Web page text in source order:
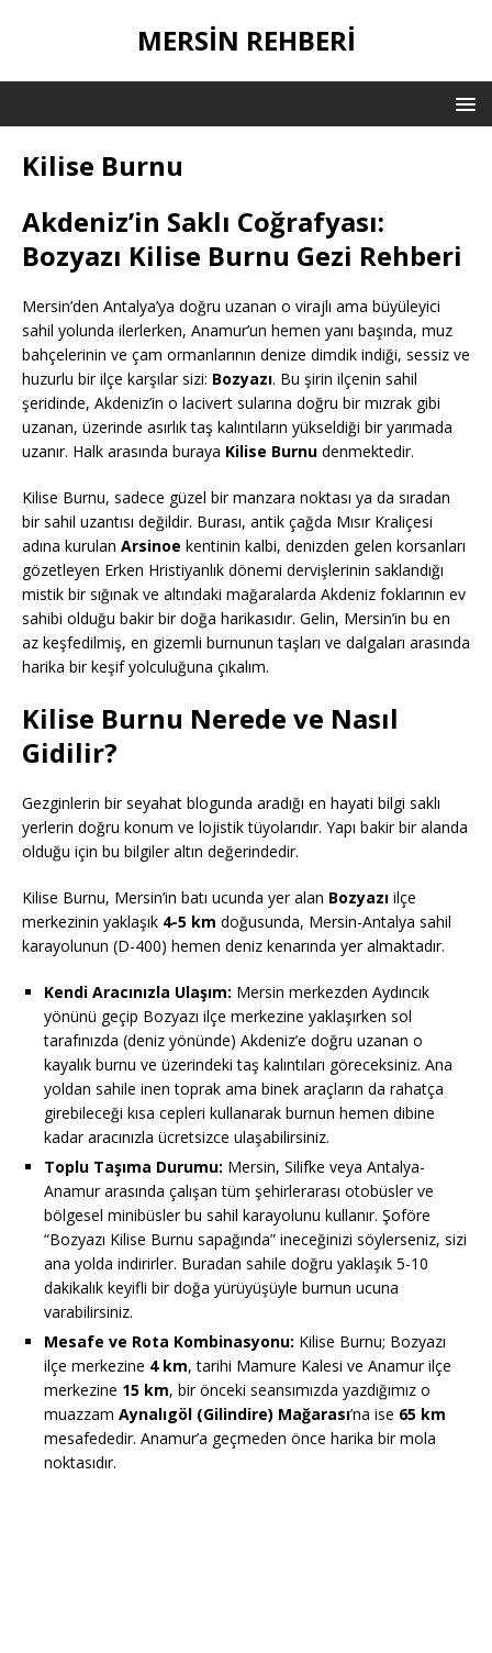
MERSIN REHBERI
Kilise Burnu
Akdeniz’in Saklı Coğrafyası:
Bozyazı Kilise Burnu Gezi Rehberi
Mersin’den Antalya’ya doğru uzanan o virajlı ama büyüleyici
sahil yolunda ilerlerken, Anamur’un hemen yanı başında, muz
bahçelerinin ve çam ormanlarının denize dimdik indiği, sessiz ve
huzurlu bir ilçe karşılar sizi: Bozyazı. Bu şirin ilçenin sahil
şeridinde, Akdeniz’in o lacivert sularına doğru bir mızrak gibi
uzanan, üzerinde asırlık taş kalıntıların yükseldiği bir yarımada
uzanır. Halk arasında buraya Kilise Burnu denmektedir.
Kilise Burnu, sadece güzel bir manzara noktası ya da sıradan
bir sahil uzantısı değildir. Burası, antik çağda Mısır Kraliçesi
adına kurulan Arsinoe kentinin kalbi, denizden gelen korsanları
gözetleyen Erken Hristiyanlık dönemi dervişlerinin saklandığı
mistik bir sığınak ve altındaki mağaralarda Akdeniz foklarının ev
sahibi olduğu bakir bir doğa harikasıdır. Gelin, Mersin’in bu en
az keşfedilmiş, en gizemli burnunun taşları ve dalgaları arasında
harika bir keşif yolculuğuna çıkalım.
Kilise Burnu Nerede ve Nasıl
Gidilir?
Gezginlerin bir seyahat blogunda aradığı en hayati bilgi saklı
yerlerin doğru konum ve lojistik tüyolarıdır. Yapı bakir bir alanda
olduğu için bu bilgiler altın değerindedir.
Kilise Burnu, Mersin’in batı ucunda yer alan Bozyazı ilçe
merkezinin yaklaşık 4-5 km doğusunda, Mersin-Antalya sahil
karayolunun (D-400) hemen deniz kenarında yer almaktadır.
Kendi Aracınızla Ulaşım: Mersin merkezden Aydıncık
yönünü geçip Bozyazı ilçe merkezine yaklaşırken sol
tarafınızda (deniz yönünde) Akdeniz’e doğru uzanan o
kayalık burnu ve üzerindeki taş kalıntıları göreceksiniz. Ana
yoldan sahile inen toprak ama binek araçların da rahatça
girebileceği kısa cepleri kullanarak burnun hemen dibine
kadar aracınızla ücretsizce ulaşabilirsiniz.
Toplu Taşıma Durumu: Mersin, Silifke veya Antalya-
Anamur arasında çalışan tüm şehirlerarası otobüsler ve
bölgesel minibüsler bu sahil karayolunu kullanır. Şoföre
“Bozyazı Kilise Burnu sapağında” ineceğinizi söylerseniz, sizi
ana yolda indirirler. Buradan sahile doğru yaklaşık 5-10
dakikalık keyifli bir doğa yürüyüşüyle burnun ucuna
varabilirsiniz.
Mesafe ve Rota Kombinasyonu: Kilise Burnu; Bozyazı
ilçe merkezine 4 km, tarihi Mamure Kalesi ve Anamur ilçe
merkezine 15 km, bir önceki seansımızda yazdığımız o
muazzam Aynalıgöl (Gilindire) Mağarası’na ise 65 km
mesafededir. Anamur’a geçmeden önce harika bir mola
noktasıdır.